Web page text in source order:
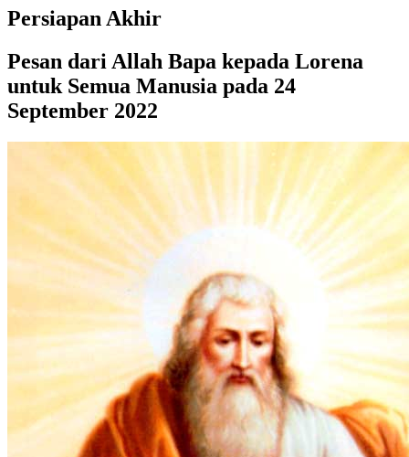
Persiapan Akhir
Pesan dari Allah Bapa kepada Lorena
untuk Semua Manusia pada 24
September 2022